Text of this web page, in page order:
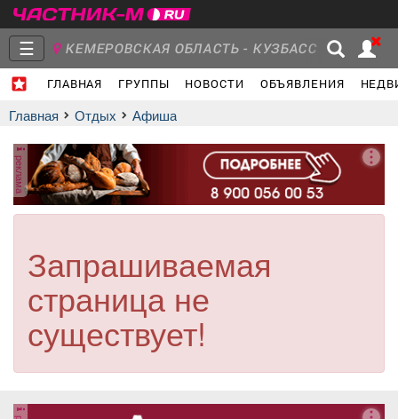
☰ КЕМЕРОВСКАЯ ОБЛАСТЬ - КУЗБАСС
ГЛАВНАЯ ГРУППЫ НОВОСТИ ОБЪЯВЛЕНИЯ
Главная
Группы
Объявления Недвижимость Услуги
Работа Транспорт
Афиша Обучение Проекты
Главная Отдых афиша
реклама
Запрашиваемая
страница не
существует!